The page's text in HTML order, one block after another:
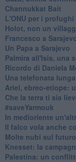
Channukkat Bait
L'ONU per i
Holot, non un
Francesco a
Un Papa a Sarajevo
Palmira all'Isis, una
Ricordo di Daniela
​Una telefonata
​Ariel, ebreo-etiope:
Che la terra ti sia
​#saveYarmouk
​In medioriente
​Il falco vola anche
Molte nubi sul
Knesset: la
Palestina: un